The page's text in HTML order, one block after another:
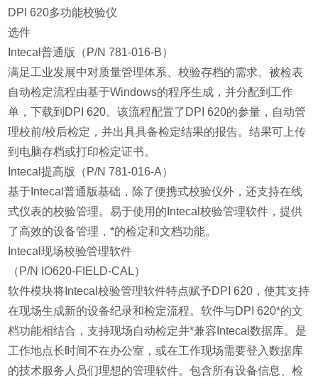
DPI 620多功能校验仪
选件
Intecal普通版（P/N 781-016-B）
满足工业发展中对质量管理体系、校验存档的需求。被检表
自动检定流程由基于Windows的程序生成，并分配到工作
单，下载到DPI 620。该流程配置了DPI 620的参量，自动管
理校前/校后检定，并出具具备检定结果的报告。结果可上传
到电脑存档或打印检定证书。
Intecal提高版（P/N 781-016-A）
基于Intecal普通版基础，除了便携式校验仪外，还支持在线
式仪表的校验管理。易于使用的Intecal校验管理软件，提供
了高效的设备管理，*的检定和文档功能。
Intecal现场校验管理软件
（P/N IO620-FIELD-CAL）
软件模块将Intecal校验管理软件特点赋予DPI 620，使其支持
在现场生成新的设备纪录和检定流程。软件与DPI 620*的文
档功能相结合，支持现场自动检定并*兼容Intecal数据库。是
工作地点长时间不在办公室，或在工作现场需要登入数据库
的技术服务人员们理想的管理软件。包含所有设备信息、检